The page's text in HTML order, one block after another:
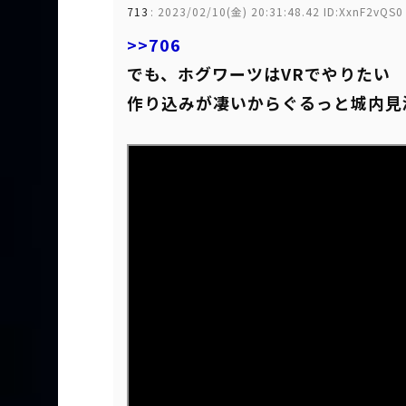
713 : 2023/02/10(金) 20:31:48.42 ID:XxnF2vQS0
>>706
でも、ホグワーツはVRでやりたい
作り込みが凄いからぐるっと城内